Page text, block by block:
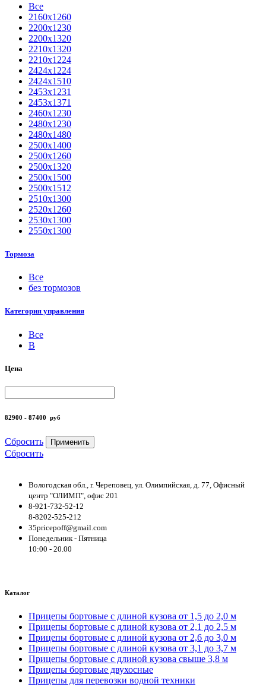
Все
2160х1260
2200х1230
2200х1320
2210x1320
2210х1224
2424х1224
2424х1510
2453х1231
2453х1371
2460х1230
2480х1230
2480х1480
2500x1400
2500х1260
2500х1320
2500х1500
2500х1512
2510х1300
2520х1260
2530х1300
2550х1300
Тормоза
Все
без тормозов
Категория управления
Все
B
Цена
82900 - 87400 руб
Сбросить Применить
Сбросить
Вологодская обл., г. Череповец, ул. Олимпийская, д. 77, Офисный
центр "ОЛИМП", офис 201
8-921-732-52-12
8-8202-525-212
35pricepoff@gmail.com
Понедельник - Пятница
10:00 - 20.00
Каталог
Прицепы бортовые с длиной кузова от 1,5 до 2,0 м
Прицепы бортовые с длиной кузова от 2,1 до 2,5 м
Прицепы бортовые с длиной кузова от 2,6 до 3,0 м
Прицепы бортовые с длиной кузова от 3,1 до 3,7 м
Прицепы бортовые с длиной кузова свыше 3,8 м
Прицепы бортовые двухосные
Прицепы для перевозки водной техники